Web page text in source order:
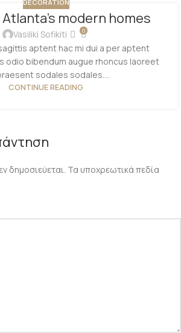
DECORATION
modern homes
Vasiliki Sofikiti 0
aptent hac mi dui a per aptent
odio bibendum augue rhoncus laoreet
sodales sodales....
CONTINUE READING
δημοσιεύεται. Τα υποχρεωτικά πεδία